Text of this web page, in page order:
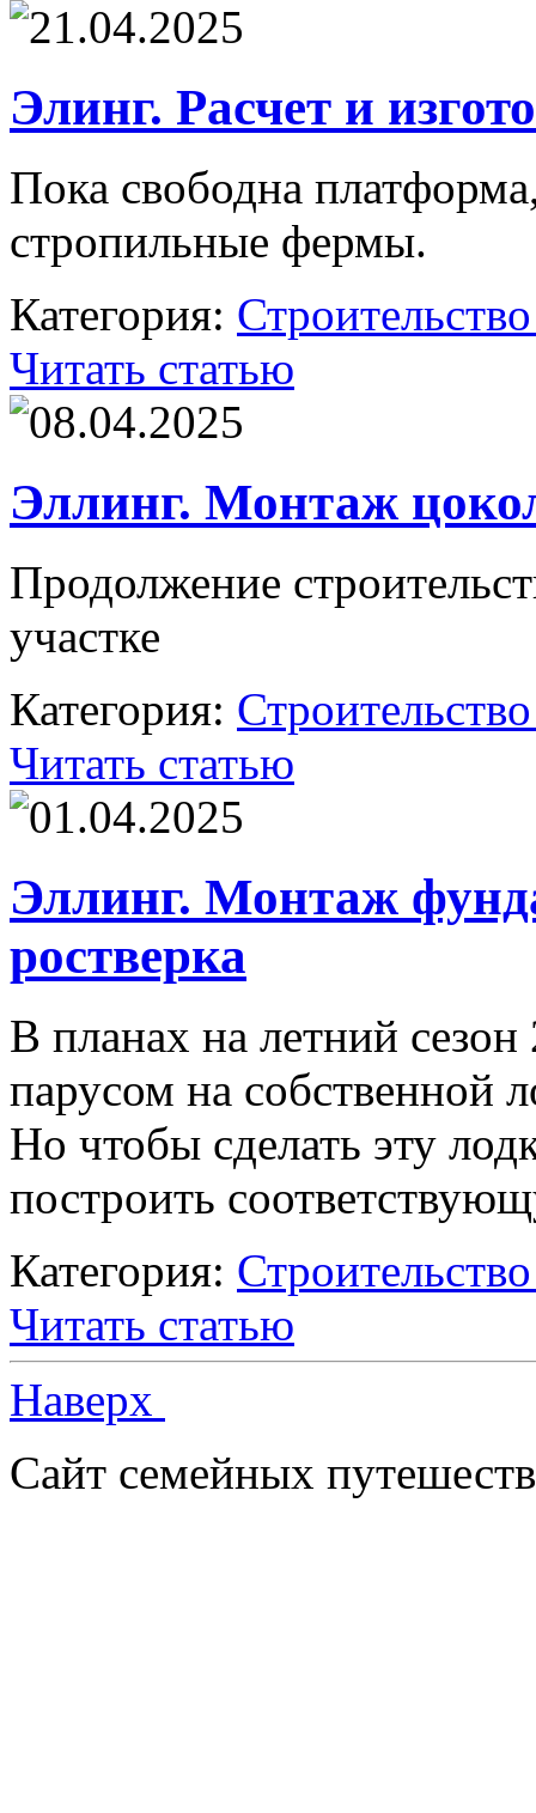
21.04.2025
Элинг. Расчет и
Пока свободна
стропильные фермы.
Категория:
Читать статью
08.04.2025
Эллинг. Монтаж
Продолжение
участке
Категория:
Читать статью
01.04.2025
Эллинг. Монтаж
ростверка
В планах на летний
парусом на собственной
Но чтобы сделать эту
построить
Категория:
Читать статью
Наверх
Сайт семейных